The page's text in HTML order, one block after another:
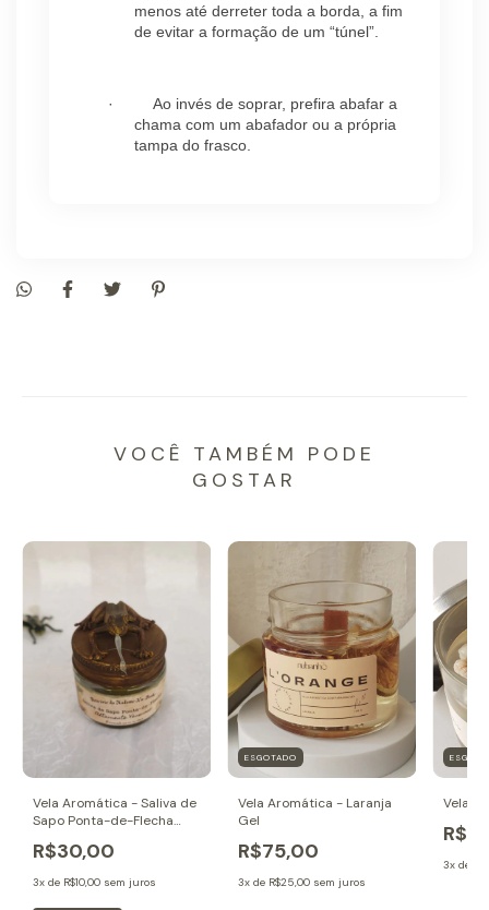
menos até derreter toda a borda, a fim
de evitar a formação de um “túnel”.
·
Ao invés de soprar, prefira abafar a
chama com um abafador ou a própria
tampa do frasco.
VOCÊ TAMBÉM PODE
GOSTAR
Vela Aromática - Saliva de
Sapo Ponta-de-Flecha
R$30,00
3x de R$10,00 sem juros
ESGOTADO
Vela Aromática - Laranja
Gel
R$75,00
3x de R$25,00 sem juros
Vela
3x de